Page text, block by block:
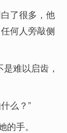
了很多，他
何人旁敲侧
难以启齿，
么？”
手。